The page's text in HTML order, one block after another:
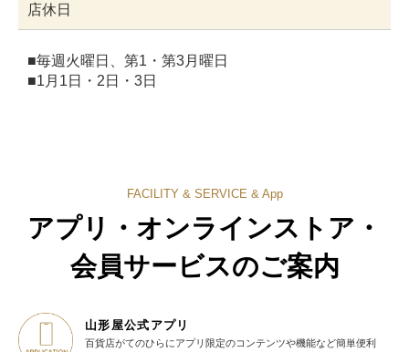
店休日
■毎週火曜日、第1・第3月曜日
■1月1日・2日・3日
FACILITY & SERVICE & App
アプリ・オンラインストア・
会員サービスのご案内
山形屋公式アプリ
百貨店がてのひらにアプリ限定のコンテンツや機能など簡単便利